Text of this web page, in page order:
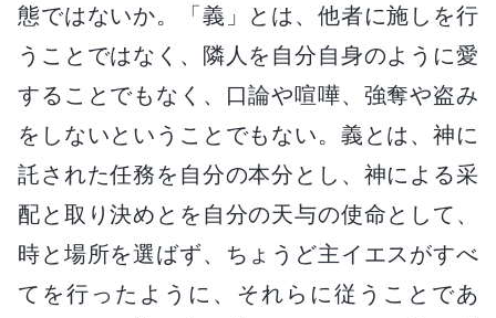
態ではないか。「義」とは、他者に施しを行
うことではなく、隣人を自分自身のように愛
することでもなく、口論や喧嘩、強奪や盗み
をしないということでもない。義とは、神に
託された任務を自分の本分とし、神による采
配と取り決めとを自分の天与の使命として、
時と場所を選ばず、ちょうど主イエスがすべ
てを行ったように、それらに従うことであ